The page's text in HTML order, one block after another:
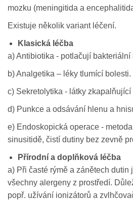
mozku (meningitida a
Existuje několik variant léčení.
Klasická léčba
a) Antibiotika - potlačují bakteriální
b) Analgetika – léky tlumící bolesti.
c) Sekretolytika - látky zkapalňující
d) Punkce a odsávání hlenu a
e) Endoskopická operace -
sinusitidě, čistí dutiny bez zevně
Přírodní a doplňková léčba
a) Při časté rýmě a zánětech dutin
všechny alergeny z prostředí.
popř. užívání ionizátorů a